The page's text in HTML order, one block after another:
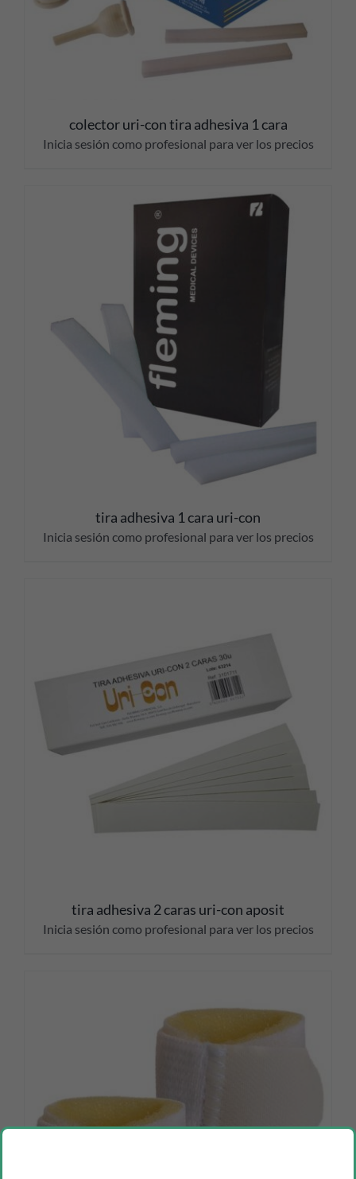
colector uri-con tira adhesiva 1 cara
Inicia sesión como profesional para ver los precios
tira adhesiva 1 cara uri-con
Inicia sesión como profesional para ver los precios
tira adhesiva 2 caras uri-con aposit
Inicia sesión como profesional para ver los precios